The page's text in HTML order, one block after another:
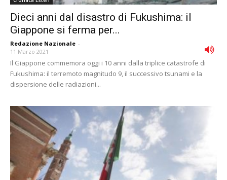
Dieci anni dal disastro di Fukushima: il
Giappone si ferma per...
Redazione Nazionale -
11 Marzo 2021
Il Giappone commemora oggi i 10 anni dalla triplice catastrofe di
Fukushima: il terremoto magnitudo 9, il successivo tsunami e la
dispersione delle radiazioni...